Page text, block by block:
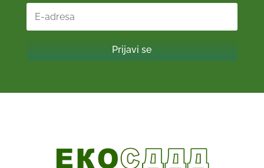
Prijavi se